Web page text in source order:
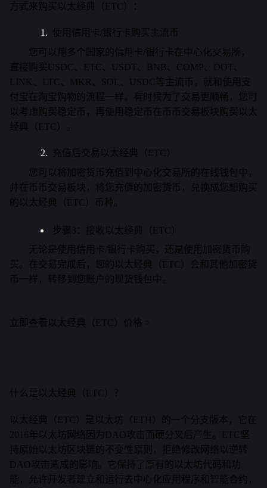
方式来购买以太经典（ETC）：
使用信用卡/银行卡购买主流币
您可以用多个国家的信用卡/银行卡在中心化交易所，
直接购买USDC、ETC、USDT、BNB、COMP、DOT、
LINK、LTC、MKR、SOL、USDC等主流币，就和使用支
付宝在淘宝购物的流程一样。有时候为了交易更顺畅，您可
以考虑购买稳定币，再使用稳定币在币币交易板块购买以太
经典（ETC）。
充值后交易以太经典（ETC）
您可以将加密货币充值到中心化交易所的在线钱包中，
并在币币交易板块，将您充值的加密货币，兑换成您想购买
的以太经典（ETC）币种。
步骤3：接收以太经典（ETC）
无论是使用信用卡/银行卡购买，还是使用加密货币购
买。在交易完成后，您的以太经典（ETC）会和其他加密货
币一样，转移到您账户的现货钱包中。
立即查看以太经典（ETC）价格 >
什么是以太经典（ETC）？
以太经典（ETC）是以太坊（ETH）的一个分支版本，它在
2016年以太坊网络因为DAO攻击而硬分叉后产生。ETC坚
持原始以太坊区块链的不变性原则，拒绝修改网络以逆转
DAO攻击造成的影响。它保持了原有的以太坊代码和功
能，允许开发者建立和运行去中心化应用程序和智能合约，